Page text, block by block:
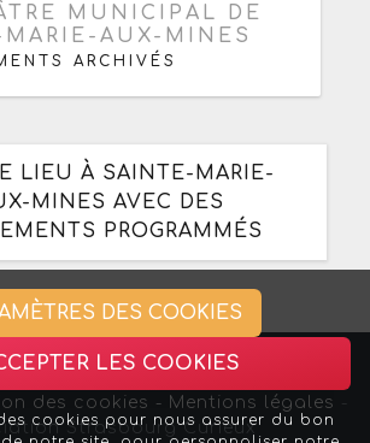
MUNICIPAL DE
AUX-MINES
ARCHIVÉS
LIEU À SAINTE-MARIE-
MINES AVEC DES
PROGRAMMÉS
des cookies - Mentions légales
Strasbourg Curieux
DES COOKIES
LES COOKIES
cookies pour nous assurer du bon